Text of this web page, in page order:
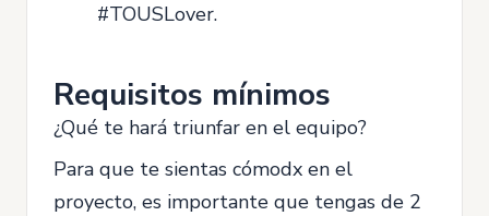
#TOUSLover.
Requisitos mínimos
¿Qué te hará triunfar en el equipo?
Para que te sientas cómodx en el
proyecto, es importante que tengas de 2